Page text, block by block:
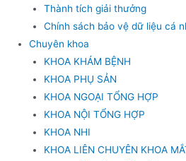
Thành tích giải thưởng
Chính sách bảo vệ dữ liệu cá
Chuyên khoa
KHOA KHÁM BỆNH
KHOA PHỤ SẢN
KHOA NGOẠI TỔNG HỢP
KHOA NỘI TỔNG HỢP
KHOA NHI
KHOA LIÊN CHUYÊN KHOA